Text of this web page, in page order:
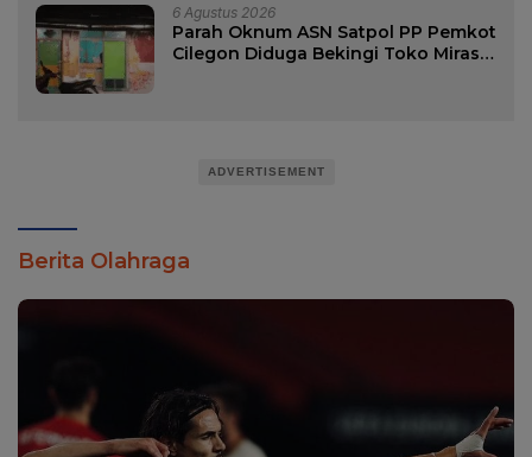
6 Agustus 2026
Parah Oknum ASN Satpol PP Pemkot
Cilegon Diduga Bekingi Toko Miras
ADVERTISEMENT
Berita Olahraga